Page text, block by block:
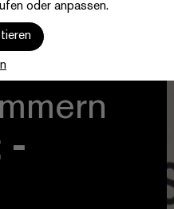
-
oder anpassen.